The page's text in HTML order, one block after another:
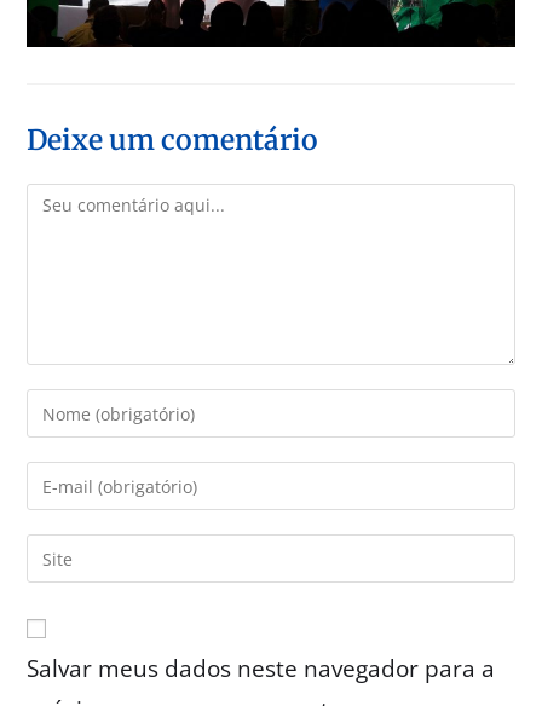
Deixe um comentário
Salvar meus dados neste navegador para a